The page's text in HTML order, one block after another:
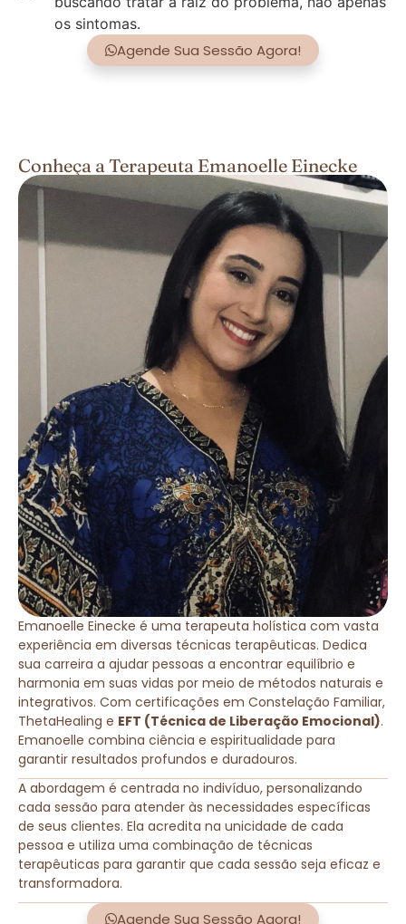
os sintomas.
Agende Sua Sessão Agora!
Conheça a Terapeuta Emanoelle Einecke
Emanoelle Einecke é uma terapeuta holística com vasta
experiência em diversas técnicas terapêuticas. Dedica
sua carreira a ajudar pessoas a encontrar equilíbrio e
harmonia em suas vidas por meio de métodos naturais e
integrativos. Com certificações em Constelação Familiar,
ThetaHealing e EFT (Técnica de Liberação Emocional).
Emanoelle combina ciência e espiritualidade para
garantir resultados profundos e duradouros.
A abordagem é centrada no indivíduo, personalizando
cada sessão para atender às necessidades específicas
de seus clientes. Ela acredita na unicidade de cada
pessoa e utiliza uma combinação de técnicas
terapêuticas para garantir que cada sessão seja eficaz e
transformadora.
Agende Sua Sessão Agora!